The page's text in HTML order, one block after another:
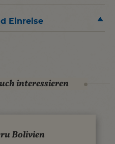
Einreise
interessieren
Bolivien